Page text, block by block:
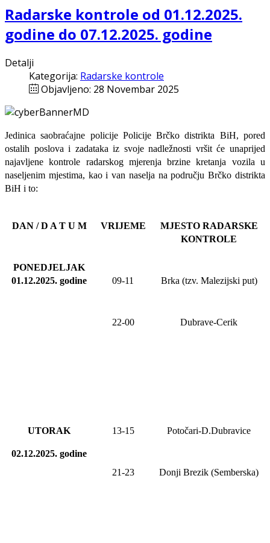
Radarske kontrole od 01.12.2025.
godine do 07.12.2025. godine
Detalji
Kategorija: Radarske kontrole
Objavljeno: 28 Novembar 2025
Jedinica saobraćajne policije Policije Brčko distrikta BiH, pored
ostalih poslova i zadataka iz svoje nadležnosti vršit će unaprijed
najavljene kontrole radarskog mjerenja brzine kretanja vozila u
naseljenim mjestima, kao i van naselja na području Brčko distrikta
BiH i to:
DAN / D A T U M VRIJEME
MJESTO RADARSKE
KONTROLE
PONEDJELJAK
01.12.2025. godine 09-11 Brka (tzv. Malezijski put)
22-00 Dubrave-Cerik
UTORAK
02.12.2025. godine
13-15 Potočari-D.Dubravice
21-23 Donji Brezik (Semberska)